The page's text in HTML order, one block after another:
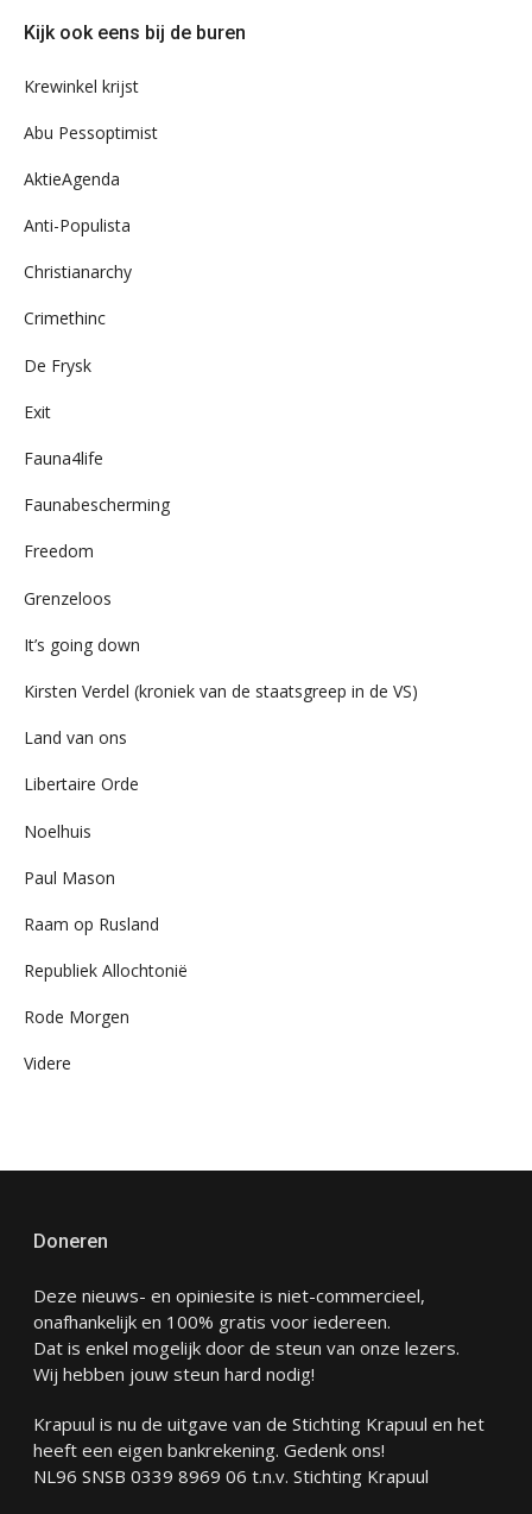
ons
Kijk ook eens bij de buren
Krewinkel krijst
Abu Pessoptimist
AktieAgenda
Anti-Populista
Christianarchy
Crimethinc
De Frysk
Exit
Fauna4life
Faunabescherming
Freedom
Grenzeloos
It’s going down
Kirsten Verdel (kroniek van de staatsgreep in de VS)
Land van ons
Libertaire Orde
Noelhuis
Paul Mason
Raam op Rusland
Republiek Allochtonië
Rode Morgen
Videre
Doneren
Deze nieuws- en opiniesite is niet-commercieel,
onafhankelijk en 100% gratis voor iedereen.
Dat is enkel mogelijk door de steun van onze lezers.
Wij hebben jouw steun hard nodig!
Krapuul is nu de uitgave van de Stichting Krapuul en het
heeft een eigen bankrekening. Gedenk ons!
NL96 SNSB 0339 8969 06 t.n.v. Stichting Krapuul